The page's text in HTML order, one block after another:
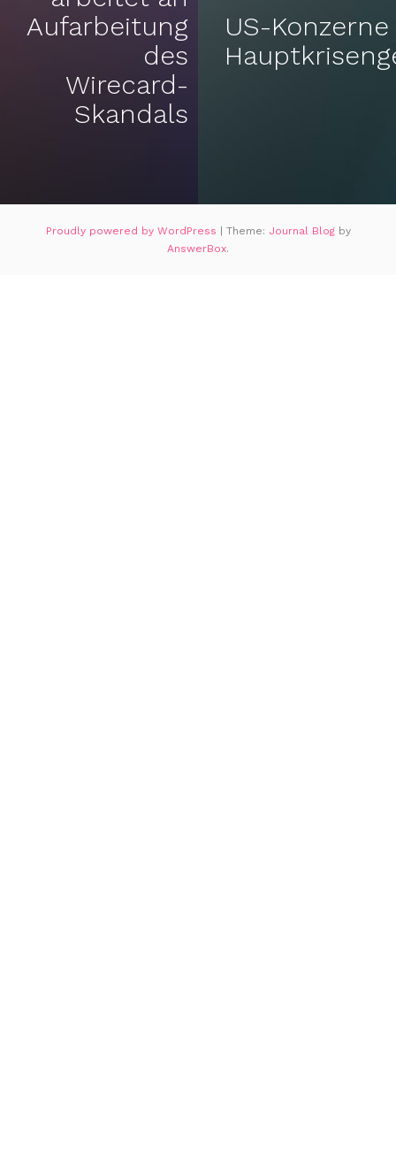
Aufarbeitung
des
Wirecard-
Skandals
US-
Proudly powered by WordPress Theme: Journal Blog by
AnswerBox.